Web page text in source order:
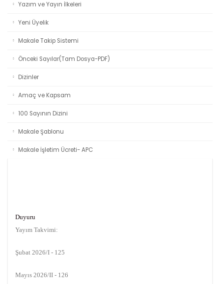
Yazım ve Yayın İlkeleri
Yeni Üyelik
Makale Takip Sistemi
Önceki Sayılar(Tam Dosya-PDF)
Dizinler
Amaç ve Kapsam
100 Sayının Dizini
Makale Şablonu
Makale İşletim Ücreti- APC
Duyuru
Yayım Takvimi:
Şubat 2026/I - 125
Mayıs 2026/II - 126